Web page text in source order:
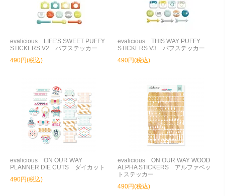
evalicious LIFE'S SWEET PUFFY
STICKERS V2 パフステッカー
490円(税込)
evalicious THIS WAY PUFFY
STICKERS V3 パフステッカー
490円(税込)
evalicious ON OUR WAY
PLANNER DIE CUTS ダイカット
490円(税込)
evalicious ON OUR WAY WOOD
ALPHA STICKERS アルファベッ
トステッカー
490円(税込)